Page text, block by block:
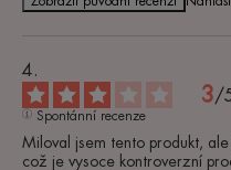
3/
Spontánní recenze
Miloval jsem tento produkt,
což je vysoce kontroverzní